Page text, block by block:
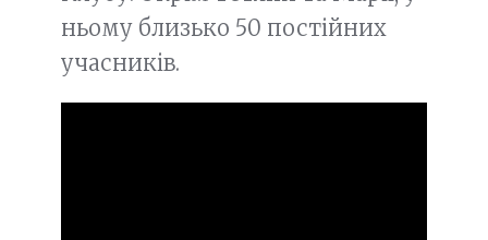
ньому близько 50 постійних
учасників.